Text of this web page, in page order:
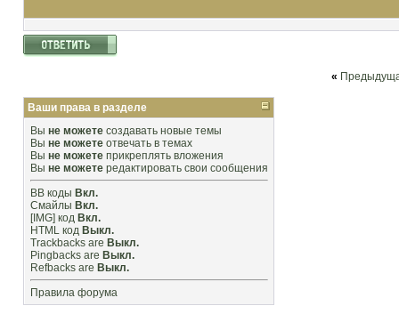
«
Ваши права в разделе
Вы не можете создавать новые темы
Вы не можете отвечать в темах
Вы не можете прикреплять вложения
Вы не можете редактировать свои сообщения
BB коды Вкл.
Смайлы Вкл.
[IMG] код Вкл.
HTML код Выкл.
Trackbacks are Выкл.
Pingbacks are Выкл.
Refbacks are Выкл.
Правила форума